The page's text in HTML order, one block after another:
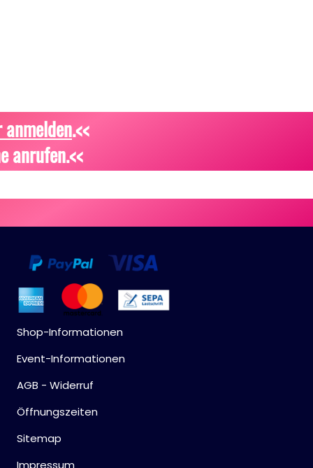
.<<
anrufen.<<
Shop-Informationen
Event-Informationen
AGB - Widerruf
Öffnungszeiten
Sitemap
Impressum